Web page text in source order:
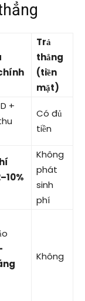
Trả
thẳng
(tiền
mặt)
+
Có đủ
tiền
Không
phát
sinh
phí
Không